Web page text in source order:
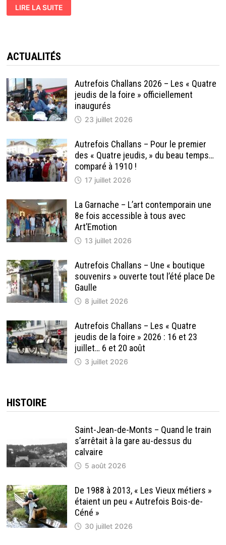
CHALLANS
1937
À
MÊME
DE
LEUR
RETRAITE »
LIRE LA SUITE
ACTUALITÉS
Autrefois Challans 2026 – Les « Quatre
jeudis de la foire » officiellement
inaugurés
23 juillet 2026
Autrefois Challans – Pour le premier
des « Quatre jeudis, » du beau temps…
comparé à 1910 !
17 juillet 2026
La Garnache – L’art contemporain une
8e fois accessible à tous avec
Art’Emotion
13 juillet 2026
Autrefois Challans – Une « boutique
souvenirs » ouverte tout l’été place De
Gaulle
8 juillet 2026
Autrefois Challans – Les « Quatre
jeudis de la foire » 2026 : 16 et 23
juillet… 6 et 20 août
3 juillet 2026
HISTOIRE
Saint-Jean-de-Monts – Quand le train
s’arrêtait à la gare au-dessus du
calvaire
5 août 2026
De 1988 à 2013, « Les Vieux métiers »
étaient un peu « Autrefois Bois-de-
Céné »
30 juillet 2026